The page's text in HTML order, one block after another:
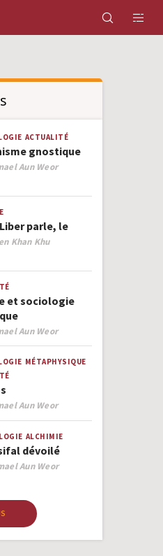
ACTUALITÉ
gnostique
Aun Weor
parle, le
Khan Khu
et sociologie
Aun Weor
MÉTAPHYSIQUE
Aun Weor
ALCHIMIE
dévoilé
Aun Weor